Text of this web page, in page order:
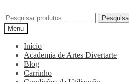
Pesquisa
Menu
Início
Academia de Artes Divertarte
Blog
Carrinho